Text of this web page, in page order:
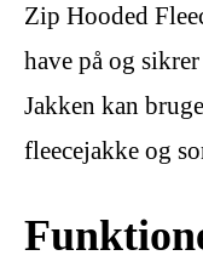
Zip Hooded
have på og
Jakken kan
fleecejakke og